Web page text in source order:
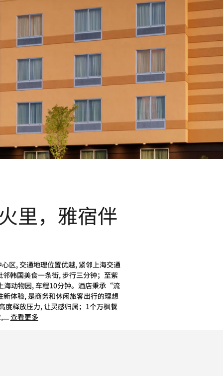
里，雅宿伴
区, 交通地理位置优越, 紧邻上海交通
韩国美食一条街, 步行三分钟；至紫
海动物园, 车程10分钟。酒店秉承“流
体验, 是商务和休闲旅客出行的理想
度释放压力, 让灵感归属；1个万枫餐
... 查看更多